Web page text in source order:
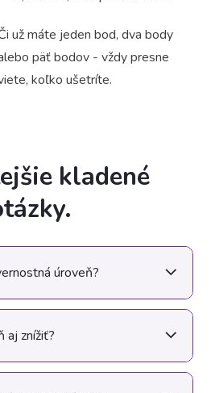
už máte jeden bod, dva body
päť bodov - vždy presne
koľko ušetríte.
kladené
úroveň?
aj znížiť?